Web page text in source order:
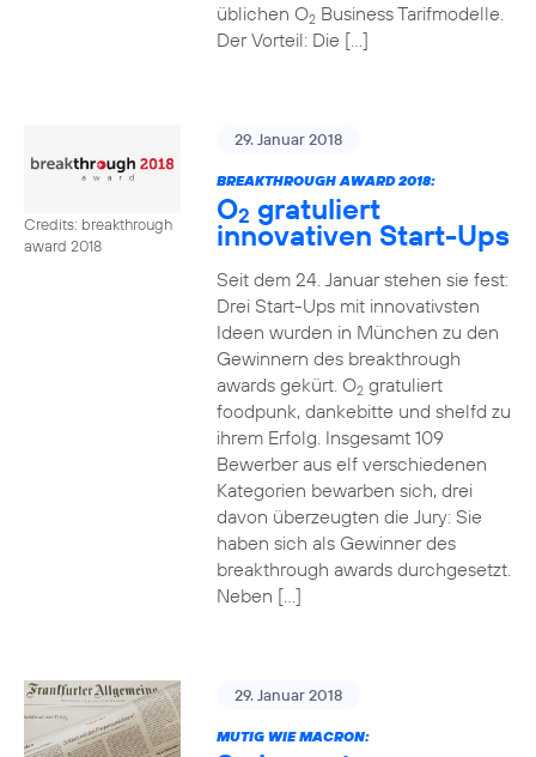
üblichen O2Business Tarifmodelle.
Der Vorteil: Die […]
Credits: breakthrough
award 2018
29. Januar 2018
BREAKTHROUGH AWARD 2018:
O2 gratuliert
innovativen Start-Ups
Seit dem 24. Januar stehen sie fest:
Drei Start-Ups mit innovativsten
Ideen wurden in München zu den
Gewinnern des breakthrough
awards gekürt. O2gratuliert
foodpunk, dankebitte und shelfd zu
ihrem Erfolg. Insgesamt 109
Bewerber aus elf verschiedenen
Kategorien bewarben sich, drei
davon überzeugten die Jury: Sie
haben sich als Gewinner des
breakthrough awards durchgesetzt.
Neben […]
29. Januar 2018
MUTIG WIE MACRON: